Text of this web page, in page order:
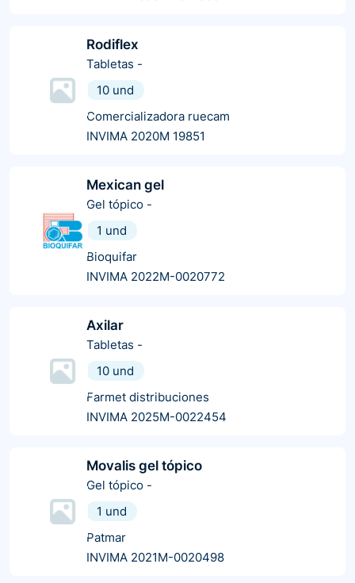
Rodiflex
Tabletas -
10 und
Comercializadora ruecam
INVIMA 2020M 19851
Mexican gel
Gel tópico -
1 und
Bioquifar
INVIMA 2022M-0020772
Axilar
Tabletas -
10 und
Farmet distribuciones
INVIMA 2025M-0022454
Movalis gel tópico
Gel tópico -
1 und
Patmar
INVIMA 2021M-0020498